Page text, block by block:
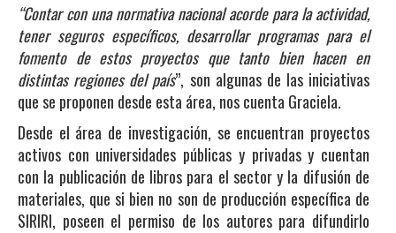
“Contar con una normativa nacional acorde para la actividad,
tener seguros específicos, desarrollar programas para el
fomento de estos proyectos que tanto bien hacen en
distintas regiones del país”, son algunas de las iniciativas
que se proponen desde esta área, nos cuenta Graciela.
Desde el área de investigación, se encuentran proyectos
activos con universidades públicas y privadas y cuentan
con la publicación de libros para el sector y la difusión de
materiales, que si bien no son de producción específica de
SIRIRI, poseen el permiso de los autores para difundirlo